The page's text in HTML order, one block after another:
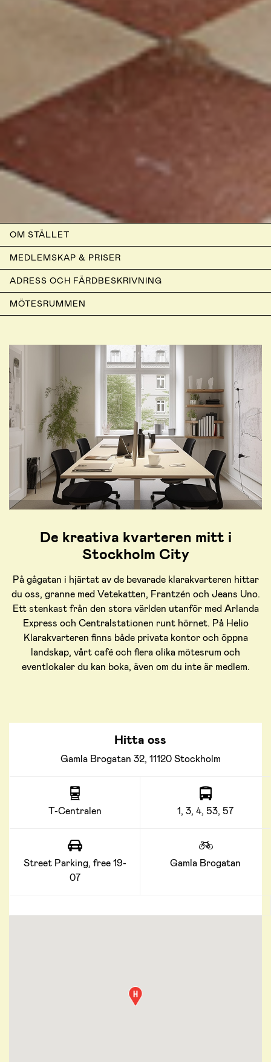
OM STÄLLET
MEDLEMSKAP & PRISER
ADRESS OCH FÄRDBESKRIVNING
MÖTESRUMMEN
De kreativa kvarteren mitt i
Stockholm City
På gågatan i hjärtat av de bevarade klarakvarteren hittar
du oss, granne med Vetekatten, Frantzén och Jeans Uno.
Ett stenkast från den stora världen utanför med Arlanda
Express och Centralstationen runt hörnet. På Helio
Klarakvarteren finns både privata kontor och öppna
landskap, vårt café och flera olika mötesrum och
eventlokaler du kan boka, även om du inte är medlem.
Hitta oss
Gamla Brogatan 32, 11120 Stockholm
T-Centralen 1, 3, 4, 53, 57
Street Parking, free 19-
07
Gamla Brogatan